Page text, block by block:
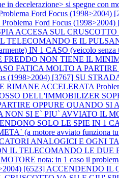
decelerazione> si spegne con
Ford Focus
Problema Ford Focus
ACCESA SUL CRUSCOTTO
TELECOMANDO E IL
IN 1 CASO (veicolo
FREDDO NON TIENE IL
FATICA MOLTO A PARTIRE
(1998>2004) [3767] SU
RIMANE ACCELERATA
DELL'IMMOBILIZER
OPPURE QUANDO
NON SI E` PIU` AVVIATO IL
SOLO LE SPIE IN
(a motore avviato funziona
ANALOGICI E OGNI
IL TELECOMANDO LE
nota: in 1 caso il
[6523]